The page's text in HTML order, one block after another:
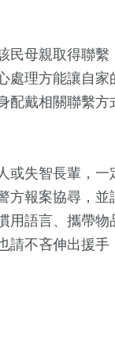
民母親取得聯
處理方能讓自
配戴相關聯繫
或失智長輩，
方報案協尋，
用語言、攜帶物
請不吝伸出援
運動
1+
2023金鐘獎